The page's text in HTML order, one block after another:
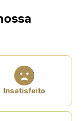
Insatisfeito